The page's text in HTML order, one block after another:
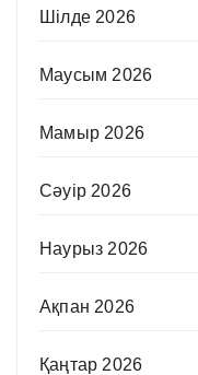
Шілде 2026
Маусым 2026
Мамыр 2026
Сәуір 2026
Наурыз 2026
Ақпан 2026
Қаңтар 2026